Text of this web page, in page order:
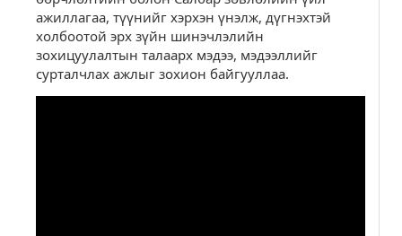
ажиллагаа, түүнийг хэрхэн үнэлж, дүгнэхтэй
холбоотой эрх зүйн шинэчлэлийн
зохицуулалтын талаарх мэдээ, мэдээллийг
сурталчлах ажлыг зохион байгууллаа.